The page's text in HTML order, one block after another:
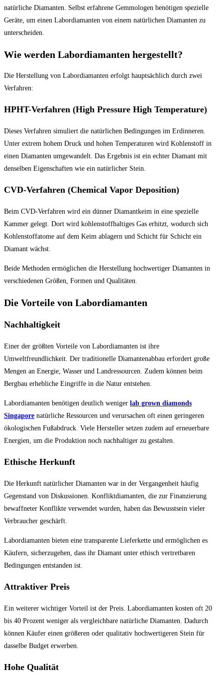
natürliche Diamanten. Selbst erfahrene Gemmologen benötigen spezielle
Geräte, um einen Labordiamanten von einem natürlichen Diamanten zu
unterscheiden.
Wie werden Labordiamanten hergestellt?
Die Herstellung von Labordiamanten erfolgt hauptsächlich durch zwei
Verfahren:
HPHT-Verfahren (High Pressure High Temperature)
Dieses Verfahren simuliert die natürlichen Bedingungen im Erdinneren.
Unter extrem hohem Druck und hohen Temperaturen wird Kohlenstoff in
einen Diamanten umgewandelt. Das Ergebnis ist ein echter Diamant mit
denselben Eigenschaften wie ein natürlicher Stein.
CVD-Verfahren (Chemical Vapor Deposition)
Beim CVD-Verfahren wird ein dünner Diamantkeim in eine spezielle
Kammer gelegt. Dort wird kohlenstoffhaltiges Gas erhitzt, wodurch sich
Kohlenstoffatome auf dem Keim ablagern und Schicht für Schicht ein
Diamant wächst.
Beide Methoden ermöglichen die Herstellung hochwertiger Diamanten in
verschiedenen Größen, Formen und Qualitäten.
Die Vorteile von Labordiamanten
Nachhaltigkeit
Einer der größten Vorteile von Labordiamanten ist ihre
Umweltfreundlichkeit. Der traditionelle Diamantenabbau erfordert große
Mengen an Energie, Wasser und Landressourcen. Zudem können beim
Bergbau erhebliche Eingriffe in die Natur entstehen.
Labordiamanten benötigen deutlich weniger lab grown diamonds
Singapore natürliche Ressourcen und verursachen oft einen geringeren
ökologischen Fußabdruck. Viele Hersteller setzen zudem auf erneuerbare
Energien, um die Produktion noch nachhaltiger zu gestalten.
Ethische Herkunft
Die Herkunft natürlicher Diamanten war in der Vergangenheit häufig
Gegenstand von Diskussionen. Konfliktdiamanten, die zur Finanzierung
bewaffneter Konflikte verwendet wurden, haben das Bewusstsein vieler
Verbraucher geschärft.
Labordiamanten bieten eine transparente Lieferkette und ermöglichen es
Käufern, sicherzugehen, dass ihr Diamant unter ethisch vertretbaren
Bedingungen entstanden ist.
Attraktiver Preis
Ein weiterer wichtiger Vorteil ist der Preis. Labordiamanten kosten oft 20
bis 40 Prozent weniger als vergleichbare natürliche Diamanten. Dadurch
können Käufer einen größeren oder qualitativ hochwertigeren Stein für
dasselbe Budget erwerben.
Hohe Qualität